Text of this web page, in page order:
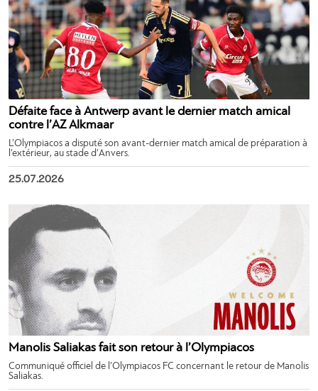
Défaite face à Antwerp avant le dernier match amical
contre l’AZ Alkmaar
L’Olympiacos a disputé son avant-dernier match amical de préparation à
l’extérieur, au stade d’Anvers.
25.07.2026
Manolis Saliakas fait son retour à l’Olympiacos
Communiqué officiel de l’Olympiacos FC concernant le retour de Manolis
Saliakas.